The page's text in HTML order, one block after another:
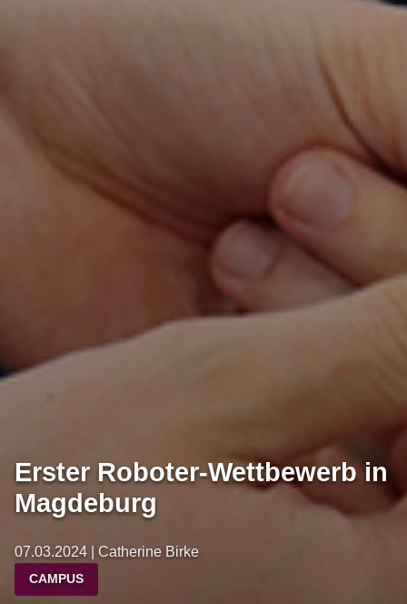
Erster Roboter-Wettbewerb in
Magdeburg
07.03.2024 | Catherine Birke
CAMPUS